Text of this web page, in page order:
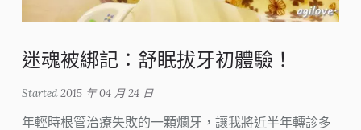
迷魂被綁記：舒眠拔牙初體驗！
Started2015 年 04 月 24 日
年輕時根管治療失敗的一顆爛牙，讓我將近半年轉診多